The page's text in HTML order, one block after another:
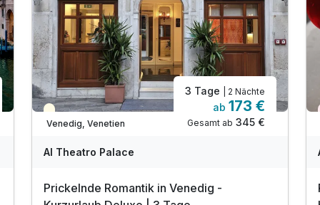
Teilweise ausgelastet
Venedig, Venetien
3 Tage | 2 Nächte
ab 173 €
Gesamt ab 345 €
Al Theatro Palace
Prickelnde Romantik in Venedig -